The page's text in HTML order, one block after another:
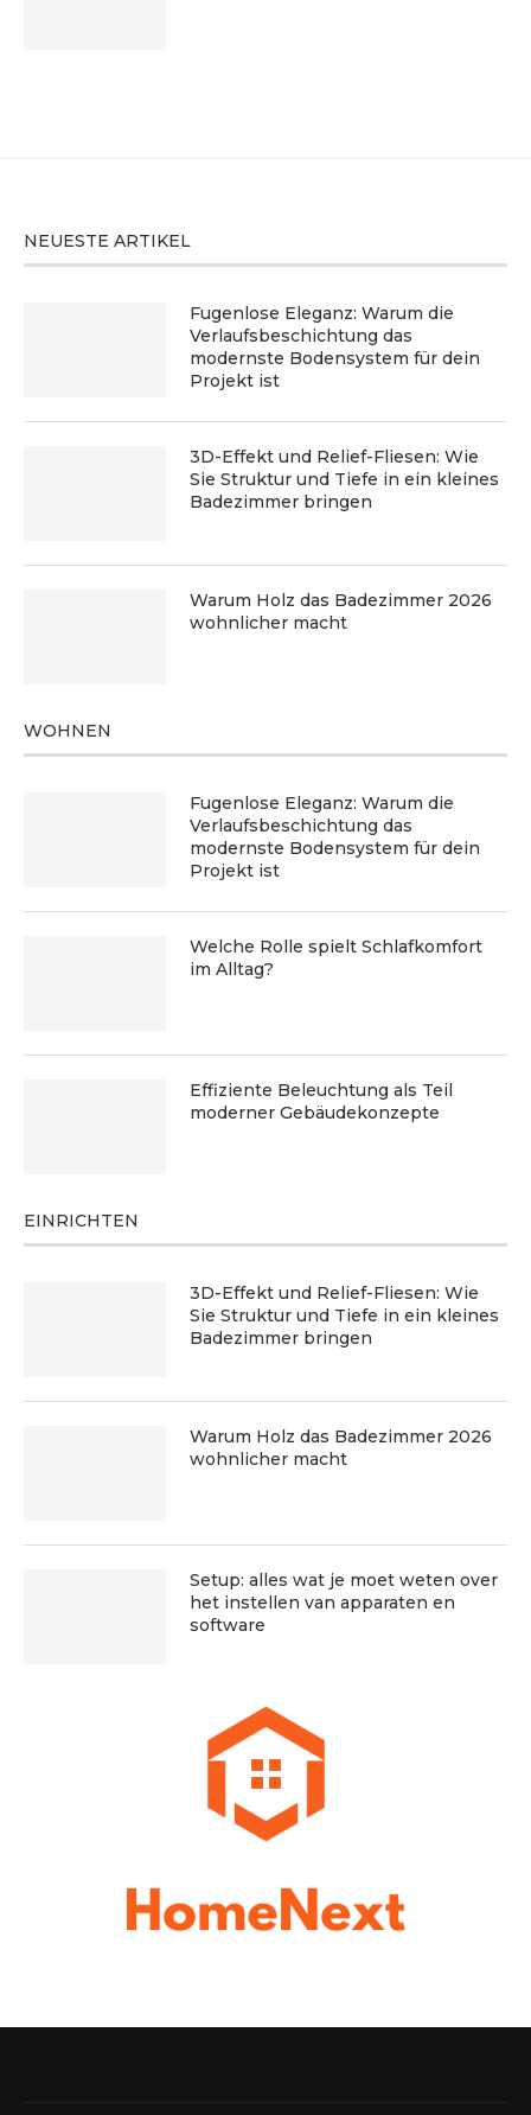
NEUESTE ARTIKEL
Fugenlose Eleganz: Warum die
Verlaufsbeschichtung das
modernste Bodensystem für dein
Projekt ist
3D-Effekt und Relief-Fliesen: Wie
Sie Struktur und Tiefe in ein kleines
Badezimmer bringen
Warum Holz das Badezimmer 2026
wohnlicher macht
WOHNEN
Fugenlose Eleganz: Warum die
Verlaufsbeschichtung das
modernste Bodensystem für dein
Projekt ist
Welche Rolle spielt Schlafkomfort
im Alltag?
Effiziente Beleuchtung als Teil
moderner Gebäudekonzepte
EINRICHTEN
3D-Effekt und Relief-Fliesen: Wie
Sie Struktur und Tiefe in ein kleines
Badezimmer bringen
Warum Holz das Badezimmer 2026
wohnlicher macht
Setup: alles wat je moet weten over
het instellen van apparaten en
software